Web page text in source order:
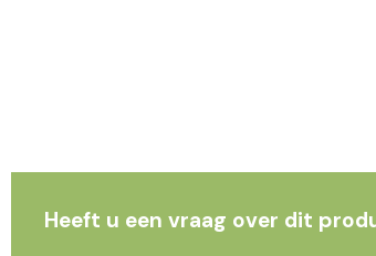
Heeft u een vraag over dit